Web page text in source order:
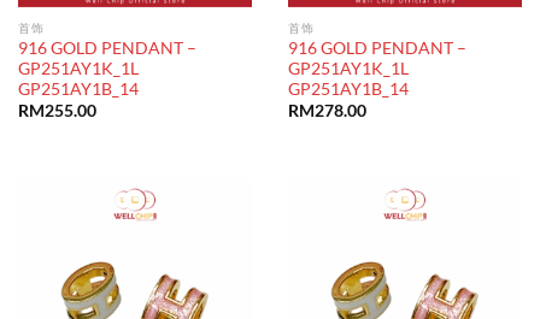
首饰
916 GOLD PENDANT –
GP251AY1K_1L
GP251AY1B_14
RM255.00
首饰
916 GOLD PENDANT –
GP251AY1K_1L
GP251AY1B_14
RM278.00